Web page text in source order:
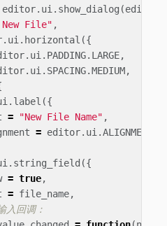
editor. ui . show_dialog (editor
File" ,
. ui . horizontal ({
. ui . PADDING. LARGE,
. ui . SPACING.MEDIUM,
. label ({
= "New File Name" ,
= editor. ui .ALIGNMENT
. string_field ({
= true,
= file_name,
回调：